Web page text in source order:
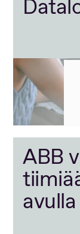
ABB
avulla